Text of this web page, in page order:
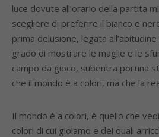
luce dovute all’orario della partita
scegliere di preferire il bianco e
prima delusione, legata
grado di mostrare le maglie e le
campo da gioco, subentra poi una
che il mondo è a colori, ma che la
Il mondo è a colori, è quello che
colori di cui gioiamo e dei quali